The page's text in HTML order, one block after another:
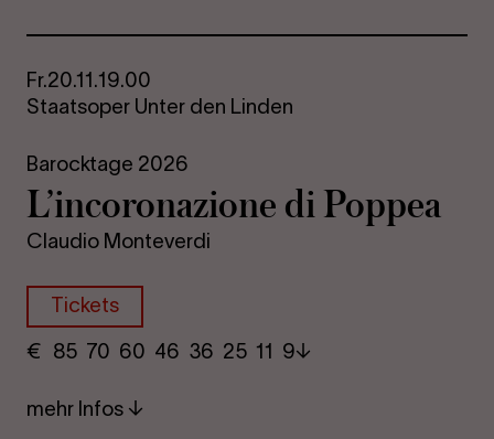
Fr.20.11.19.00
Staatsoper Unter den Linden
Barocktage 2026
L’in­co­ro­na­zio­ne di Pop­pea
Claudio Monteverdi
Tickets
€ ​ 85 70 60​ 46 36 25​ 11 9
mehr Infos